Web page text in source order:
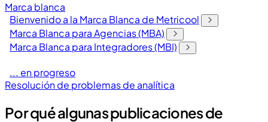
Marca blanca
Bienvenido a la Marca Blanca de Metricool
Marca Blanca para Agencias (MBA)
Marca Blanca para Integradores (MBI)
... en progreso
Resolución de problemas de analítica
Por qué algunas publicaciones de